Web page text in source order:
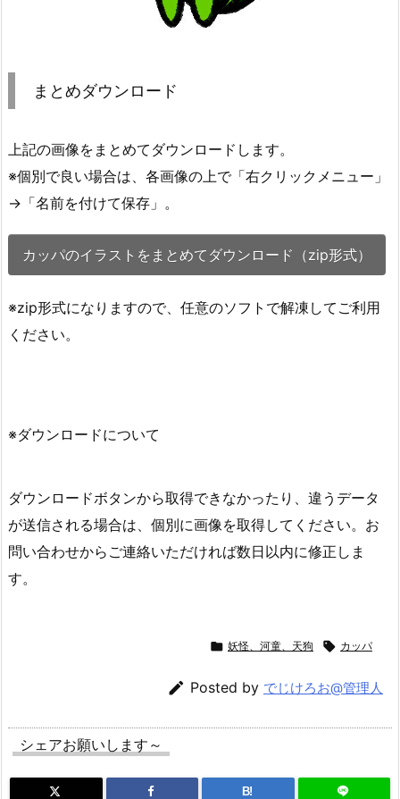
まとめダウンロード
上記の画像をまとめてダウンロードします。
※個別で良い場合は、各画像の上で「右クリックメニュー」
→「名前を付けて保存」。
カッパのイラストをまとめてダウンロード（zip形式）
※zip形式になりますので、任意のソフトで解凍してご利用
ください。
※ダウンロードについて
ダウンロードボタンから取得できなかったり、違うデータ
が送信される場合は、個別に画像を取得してください。お
問い合わせからご連絡いただければ数日以内に修正しま
す。
 妖怪、河童、天狗  カッパ
 Posted by でじけろお@管理人
シェアお願いします～
B!